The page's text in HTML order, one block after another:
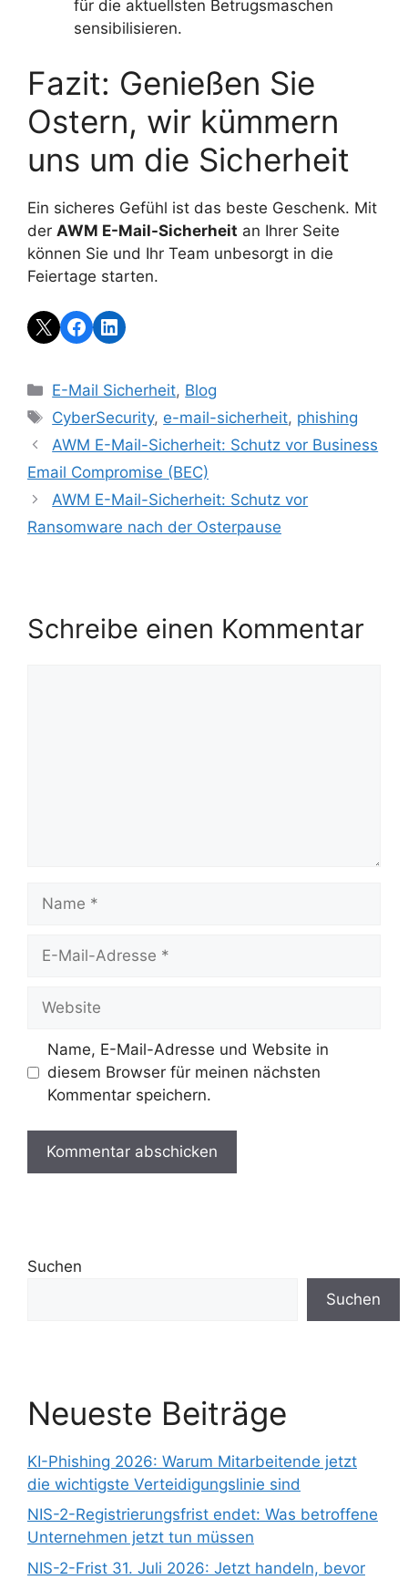
für die aktuellsten Betrugsmaschen
sensibilisieren.
Fazit: Genießen Sie
Ostern, wir kümmern
uns um die Sicherheit
Ein sicheres Gefühl ist das beste Geschenk. Mit
der AWM E-Mail-Sicherheit an Ihrer Seite
können Sie und Ihr Team unbesorgt in die
Feiertage starten.
E-Mail Sicherheit, Blog
CyberSecurity, e-mail-sicherheit, phishing
AWM E-Mail-Sicherheit: Schutz vor Business
Email Compromise (BEC)
AWM E-Mail-Sicherheit: Schutz vor
Ransomware nach der Osterpause
Schreibe einen Kommentar
Name, E-Mail-Adresse und Website in
diesem Browser für meinen nächsten
Kommentar speichern.
Suchen
Suchen
Neueste Beiträge
KI-Phishing 2026: Warum Mitarbeitende jetzt
die wichtigste Verteidigungslinie sind
NIS-2-Registrierungsfrist endet: Was betroffene
Unternehmen jetzt tun müssen
NIS-2-Frist 31. Juli 2026: Jetzt handeln, bevor